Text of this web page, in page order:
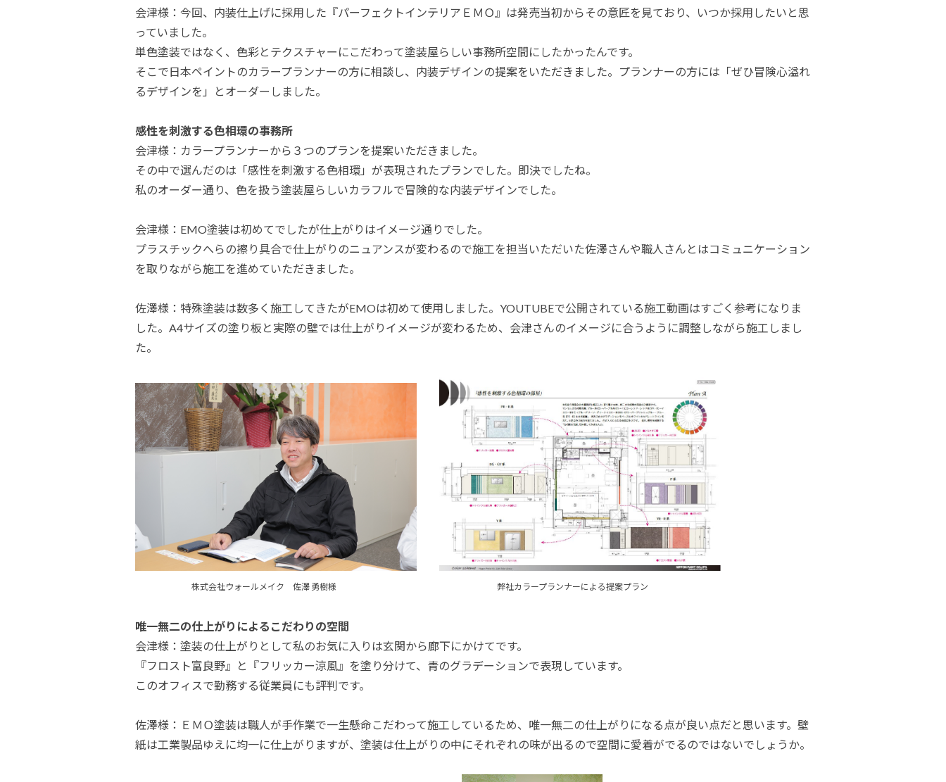
会津様：今回、内装仕上げに採用した『パーフェクトインテリアＥＭＯ』は発売当初からその意匠を見ており、いつか採用したいと思
っていました。
単色塗装ではなく、色彩とテクスチャーにこだわって塗装屋らしい事務所空間にしたかったんです。
そこで日本ペイントのカラープランナーの方に相談し、内装デザインの提案をいただきました。プランナーの方には「ぜひ冒険心溢れ
るデザインを」とオーダーしました。
感性を刺激する色相環の事務所
会津様：カラープランナーから３つのプランを提案いただきました。
その中で選んだのは「感性を刺激する色相環」が表現されたプランでした。即決でしたね。
私のオーダー通り、色を扱う塗装屋らしいカラフルで冒険的な内装デザインでした。
会津様：EMO塗装は初めてでしたが仕上がりはイメージ通りでした。
プラスチックへらの擦り具合で仕上がりのニュアンスが変わるので施工を担当いただいた佐澤さんや職人さんとはコミュニケーション
を取りながら施工を進めていただきました。
佐澤様：特殊塗装は数多く施工してきたがEMOは初めて使用しました。YOUTUBEで公開されている施工動画はすごく参考になりま
した。A4サイズの塗り板と実際の壁では仕上がりイメージが変わるため、会津さんのイメージに合うように調整しながら施工しまし
た。
株式会社ウォールメイク 佐澤 勇樹様 弊社カラープランナーによる提案プラン
唯一無二の仕上がりによるこだわりの空間
会津様：塗装の仕上がりとして私のお気に入りは玄関から廊下にかけてです。
『フロスト富良野』と『フリッカー涼風』を塗り分けて、青のグラデーションで表現しています。
このオフィスで勤務する従業員にも評判です。
佐澤様：ＥＭＯ塗装は職人が手作業で一生懸命こだわって施工しているため、唯一無二の仕上がりになる点が良い点だと思います。壁
紙は工業製品ゆえに均一に仕上がりますが、塗装は仕上がりの中にそれぞれの味が出るので空間に愛着がでるのではないでしょうか。